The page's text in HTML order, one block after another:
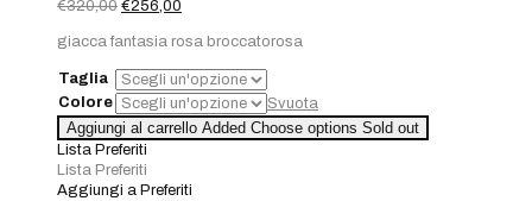
€320,00 Il
originale
era:
€320,00.
€256,00
attuale
è:
€256,00.
giacca fantasia rosa broccatorosa
Taglia
Colore
Svuota
Aggiungi al carrello Added Choose options Sold out
Lista Preferiti
Lista Preferiti
Aggiungi a Preferiti